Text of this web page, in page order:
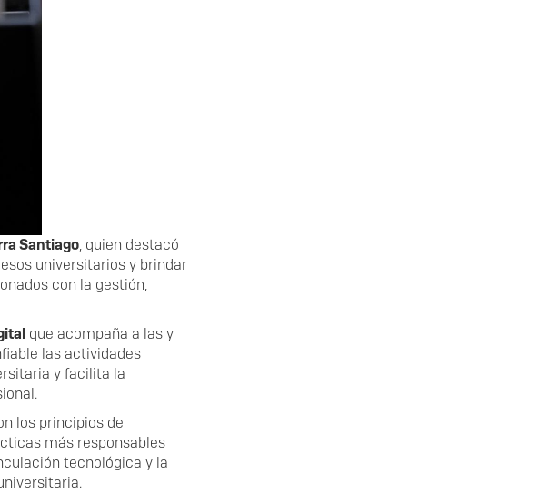
Santiago, quien destacó
universitarios y brindar
con la gestión,
que acompaña a las y
las actividades
y facilita la
los principios de
más responsables
tecnológica y la